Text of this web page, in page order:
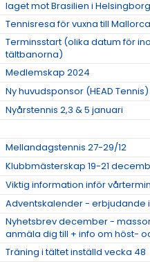
laget mot Brasilien i Helsingborg
Tennisresa för vuxna till
Terminsstart (olika datum för
tältbanorna)
Medlemskap 2024
Ny huvudsponsor (HEAD
Nyårstennis 2,3 & 5 januari
Mellandagstennis 27-29/12
Klubbmästerskap 19-21
Viktig information inför
Adventskalender - erbjudande
Nyhetsbrev december -
anmäla dig till + info om höst-
Träning i tältet inställd vecka 48